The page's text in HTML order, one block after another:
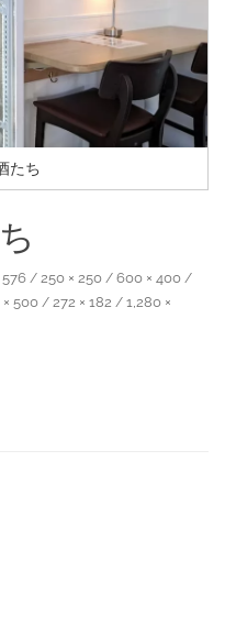
たち
576 / 250 × 250 / 600 × 400 /
500 / 272 × 182 / 1,280 ×